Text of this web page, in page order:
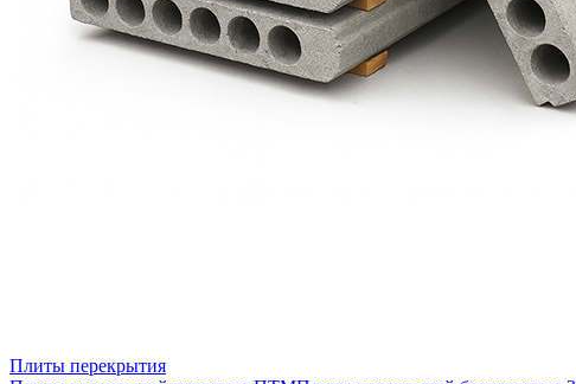
Плиты перекрытия